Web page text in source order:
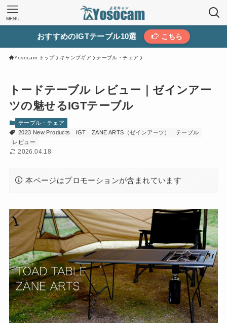
MENU
おすすめのIGTテーブル10選 こちら
Yosocam トップ キャンプギア テーブル・チェア
トードテーブル レビュー｜ゼインアー
ツの魅せるIGTテーブル
テーブル・チェア
2023 New Products
IGT ZANE ARTS（ゼインアーツ）
テーブル
レビュー
2026.04.18
本ページはプロモーションが含まれています